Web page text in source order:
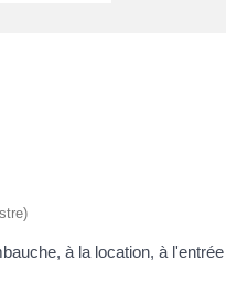
à la location, à